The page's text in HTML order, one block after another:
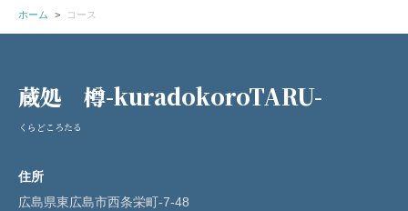
ホーム コース
蔵処 樽-kuradokoroTARU-
くらどころたる
住所
広島県東広島市西条栄町-7-48